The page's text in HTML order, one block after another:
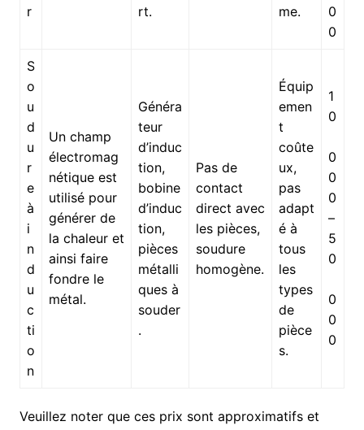
r
rt.
me.
0
0
S
o
u
d
u
r
e
à
i
n
d
u
c
ti
o
n
Un champ
électromag
nétique est
utilisé pour
générer de
la chaleur et
ainsi faire
fondre le
métal.
Généra
teur
d’induc
tion,
bobine
d’induc
tion,
pièces
métalli
ques à
souder
.
Pas de
contact
direct avec
les pièces,
soudure
homogène.
Équip
emen
t
coûte
ux,
pas
adapt
é à
tous
les
types
de
pièce
s.
1
0
0
0
0
–
5
0
0
0
0
Veuillez noter que ces prix sont approximatifs et